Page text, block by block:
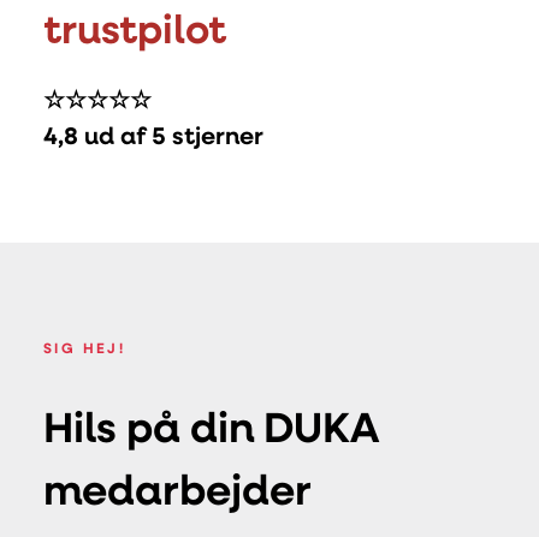
trustpilot
☆☆☆☆☆
4,8 ud af 5 stjerner
SIG HEJ!
Hils på din DUKA
medarbejder